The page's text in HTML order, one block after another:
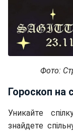
Фото:
Гороскоп на
Уникайте
знайдете